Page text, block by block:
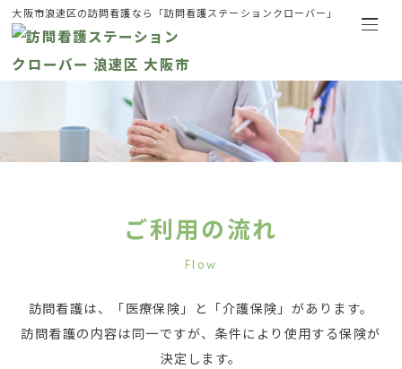
大阪市浪速区の訪問看護なら「訪問看護ステーションクローバー」
ご利用の流れ
Flow
訪問看護は、「医療保険」と「介護保険」があります。
訪問看護の内容は同一ですが、条件により使用する保険が
決定します。